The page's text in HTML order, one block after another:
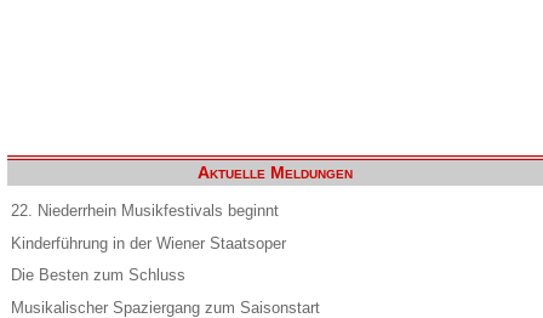
Aktuelle Meldungen
22. Niederrhein Musikfestivals beginnt
Kinderführung in der Wiener Staatsoper
Die Besten zum Schluss
Musikalischer Spaziergang zum Saisonstart